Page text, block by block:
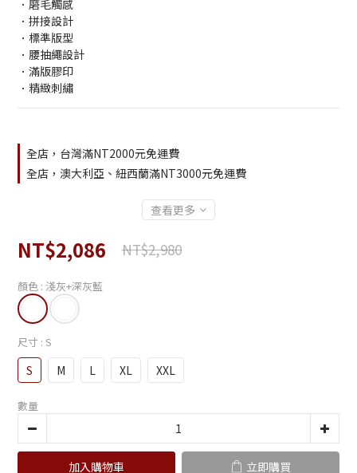
．磨毛觸感
．拼接設計
．標準版型
．腰抽繩設計
．滿版膠印
．精緻刺繡
全店，台灣滿NT2000元免運費
全店，澳大利亞、紐西蘭滿NT3000元免運費
查看更多
NT$2,086 NT$2,980
顏色 : 淺灰+深灰藍
尺寸 : S
S M L XL XXL
數量
加入購物車 立即購買